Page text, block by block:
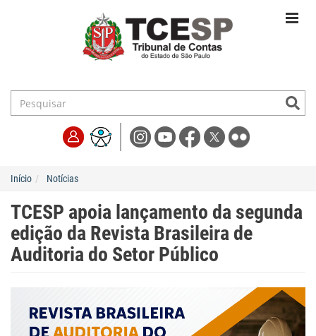
Início Notícias
TCESP apoia lançamento da segunda
edição da Revista Brasileira de
Auditoria do Setor Público